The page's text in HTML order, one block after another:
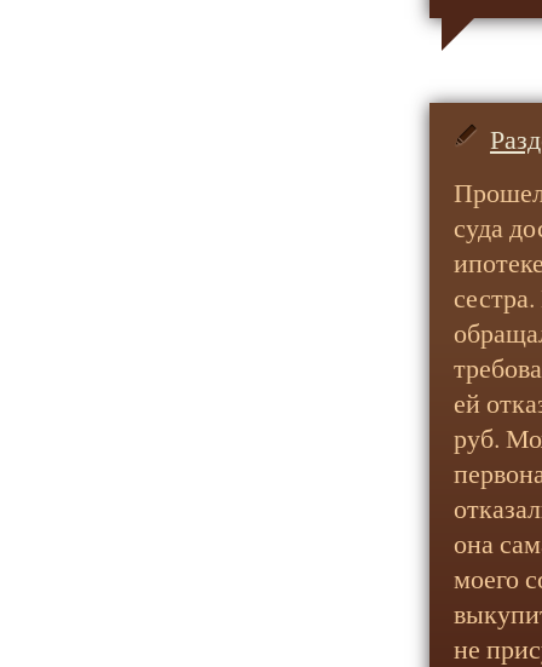
суда
ей
руб.
она
моего
не